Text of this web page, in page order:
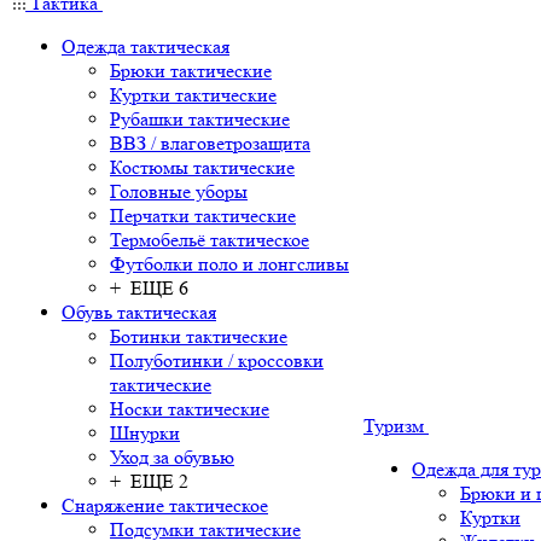
Одежда тактическая
Брюки тактические
Куртки тактические
Рубашки тактические
ВВЗ / влаговетрозащита
Костюмы тактические
Головные уборы
Перчатки тактические
Термобельё тактическое
Футболки поло и лонгсливы
+ ЕЩЕ 6
Обувь тактическая
Ботинки тактические
Полуботинки / кроссовки
тактические
Носки тактические
Шнурки
Уход за обувью
+ ЕЩЕ 2
Снаряжение тактическое
Подсумки тактические
Туризм
Одежда для
Брюки и
Куртки